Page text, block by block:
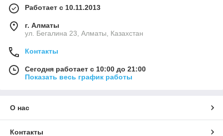
Работает с 10.11.2013
г. Алматы
ул. Бегалина 23, Алматы, Казахстан
Контакты
Сегодня работает с 10:00 до 21:00
Показать весь график работы
О нас
Контакты